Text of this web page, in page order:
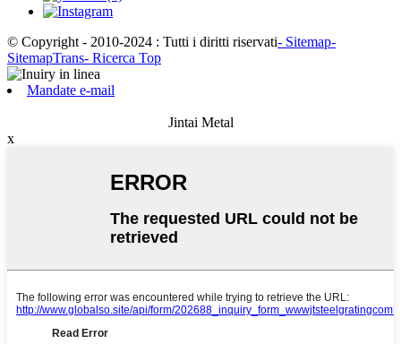
© Copyright - 2010-2024 : Tutti i diritti riservati- Sitemap-
SitemapTrans- Ricerca Top
Mandate e-mail
Jintai Metal
x